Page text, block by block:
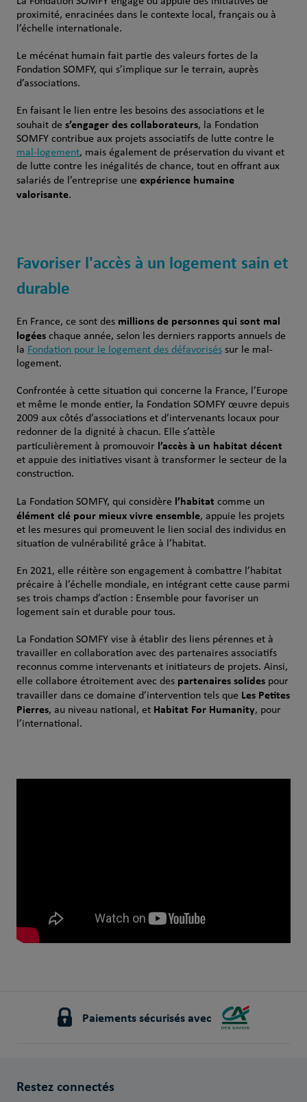
proximité, enracinées dans le contexte local, français ou à
l’échelle internationale.
Le mécénat humain fait partie des valeurs fortes de la
Fondation SOMFY, qui s’implique sur le terrain, auprès
d’associations.
En faisant le lien entre les besoins des associations et le
souhait de s’engager des collaborateurs, la Fondation
SOMFY contribue aux projets associatifs de lutte contre le
mal-logement, mais également de préservation du vivant et
de lutte contre les inégalités de chance, tout en offrant aux
salariés de l’entreprise une expérience humaine
valorisante.
Favoriser l'accès à un logement sain et
durable
En France, ce sont des millions de personnes qui sont mal
logéeschaque année, selon les derniers rapports annuels de
la Fondation pour le logement des défavoriséssur le mal-
logement.
Confrontée à cette situation qui concerne la France, l’Europe
et même le monde entier, la Fondation SOMFY œuvre depuis
2009 aux côtés d’associations et d’intervenants locaux pour
redonner de la dignité à chacun. Elle s’attèle
particulièrement à promouvoir l’accès à un habitat décent
et appuie des initiatives visant à transformer le secteur de la
construction.
La Fondation SOMFY, qui considère l’habitat comme un
élément clé pour mieux vivre ensemble, appuie les projets
et les mesures qui promeuvent le lien social des individus en
situation de vulnérabilité grâce à l’habitat.
En 2021, elle réitère son engagement à combattre l’habitat
précaire à l’échelle mondiale, en intégrant cette cause parmi
ses trois champs d’action : Ensemble pour favoriser un
logement sain et durable pour tous.
La Fondation SOMFY vise à établir des liens pérennes et à
travailler en collaboration avec des partenaires associatifs
reconnus comme intervenants et initiateurs de projets. Ainsi,
elle collabore étroitement avec des partenaires solidespour
travailler dans ce domaine d’intervention tels que Les Petites
Pierres, au niveau national, et Habitat For Humanity, pour
l’international.
Paiements sécurisés avec
Restez connectés